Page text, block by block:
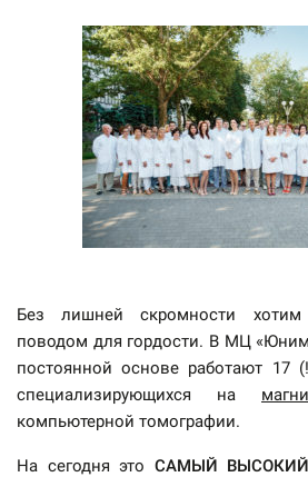
Без лишней скромности
поводом для гордости. В МЦ
постоянной основе работают 17
специализирующихся на
компьютерной томографии.
На сегодня это САМЫЙ ВЫСОКИЙ